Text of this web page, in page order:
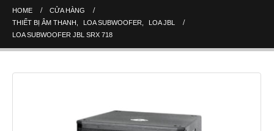
HOME
CỬA HÀNG
THIẾT BỊ ÂM THANH
LOA SUBWOOFER
LOA JBL
LOA SUBWOOFER JBL SRX 718